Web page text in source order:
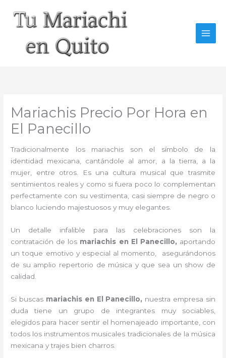
contenido
Mariachis Precio Por Hora en
El Panecillo
Tradicionalmente los mariachis son el símbolo de la
identidad mexicana, cantándole al amor, a la tierra, a la
mujer, entre otros. Es una cultura musical que trasmite
sentimientos reales y como si fuera poco lo complementan
perfectamente con su vestimenta, casi siempre de negro o
blanco luciendo majestuosos y muy elegantes.
Un detalle infalible para las celebraciones son la
contratación de los mariachis en El Panecillo, aportando
un toque emotivo y especial al momento, asegurándonos
de su amplio repertorio de música y que sea un show de
calidad.
Si buscas mariachis en El Panecillo, nuestra empresa sin
duda tiene un grupo de integrantes muy sociables,
elegidos para hacer sentir el homenajeado importante, con
todos los instrumentos musicales tradicionales de la música
mexicana y trajes bien charros.